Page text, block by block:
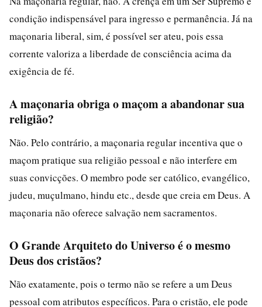
condição indispensável para ingresso e permanência. Já na
maçonaria liberal, sim, é possível ser ateu, pois essa
corrente valoriza a liberdade de consciência acima da
exigência de fé.
A maçonaria obriga o maçom a abandonar sua
religião?
Não. Pelo contrário, a maçonaria regular incentiva que o
maçom pratique sua religião pessoal e não interfere em
suas convicções. O membro pode ser católico, evangélico,
judeu, muçulmano, hindu etc., desde que creia em Deus. A
maçonaria não oferece salvação nem sacramentos.
O Grande Arquiteto do Universo é o mesmo
Deus dos cristãos?
Não exatamente, pois o termo não se refere a um Deus
pessoal com atributos específicos. Para o cristão, ele pode